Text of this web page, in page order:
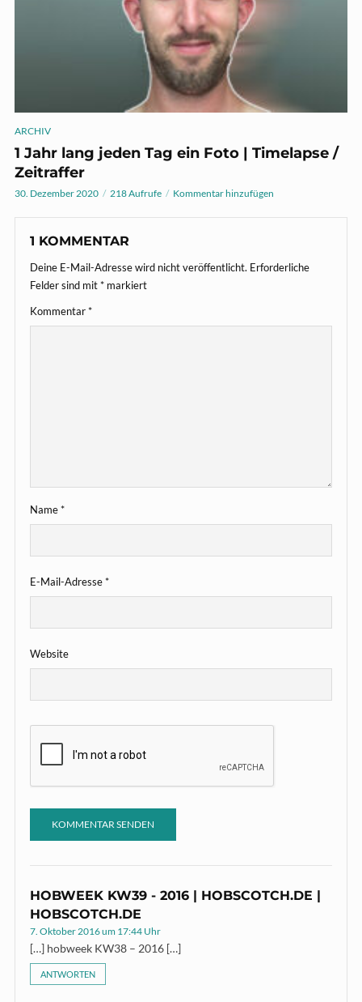
ARCHIV
1 Jahr lang jeden Tag ein Foto | Timelapse /
Zeitraffer
30. Dezember 2020 218 Aufrufe Kommentar hinzufügen
1 KOMMENTAR
Deine E-Mail-Adresse wird nicht veröffentlicht. Erforderliche
Felder sind mit* markiert
Kommentar*
Name*
E-Mail-Adresse*
Website
HOBWEEK KW39 - 2016 | HOBSCOTCH.DE |
HOBSCOTCH.DE
7. Oktober 2016 um 17:44 Uhr
[…] hobweek KW38 – 2016 […]
ANTWORTEN